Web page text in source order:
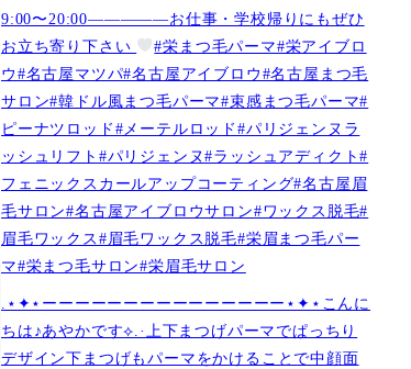
9:00〜20:00—————お仕事・学校帰りにもぜひ
お立ち寄り下さい
#栄まつ毛パーマ#栄アイブロ
ウ#名古屋マツパ#名古屋アイブロウ#名古屋まつ毛
サロン#韓ドル風まつ毛パーマ#束感まつ毛パーマ#
ピーナツロッド#メーテルロッド#パリジェンヌラ
ッシュリフト#パリジェンヌ#ラッシュアディクト#
フェニックスカールアップコーティング#名古屋眉
毛サロン#名古屋アイブロウサロン#ワックス脱毛#
眉毛ワックス#眉毛ワックス脱毛#栄眉まつ毛パー
マ#栄まつ毛サロン#栄眉毛サロン
.⋆✦⋆ーーーーーーーーーーーーーーー⋆✦⋆こんに
ちは♪あやかです︎⟡.·上下まつげパーマでぱっちり
デザイン下まつげもパーマをかけることで中顔面